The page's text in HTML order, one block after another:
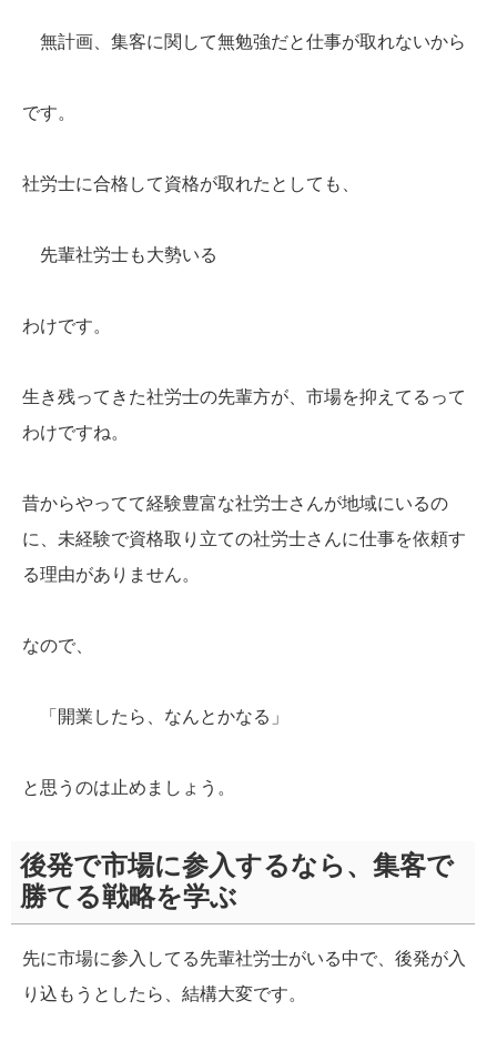
無計画、集客に関して無勉強だと仕事が取れないから
です。
社労士に合格して資格が取れたとしても、
先輩社労士も大勢いる
わけです。
生き残ってきた社労士の先輩方が、市場を抑えてるって
わけですね。
昔からやってて経験豊富な社労士さんが地域にいるの
に、未経験で資格取り立ての社労士さんに仕事を依頼す
る理由がありません。
なので、
「開業したら、なんとかなる」
と思うのは止めましょう。
後発で市場に参入するなら、集客で
勝てる戦略を学ぶ
先に市場に参入してる先輩社労士がいる中で、後発が入
り込もうとしたら、結構大変です。